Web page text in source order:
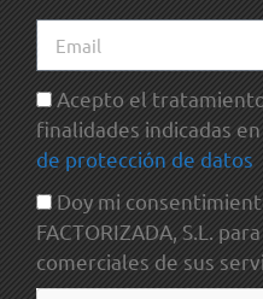
Acepto el
finalidades indicadas
de protección de datos
Doy mi
FACTORIZADA, S.L.
comerciales de sus